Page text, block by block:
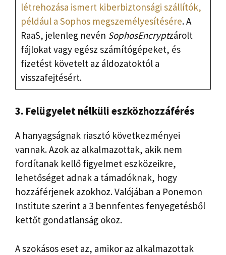
létrehozása ismert kiberbiztonsági szállítók,
például a Sophos megszemélyesítésére. A
RaaS, jelenleg nevén SophosEncryptzárolt
fájlokat vagy egész számítógépeket, és
fizetést követelt az áldozatoktól a
visszafejtésért.
3. Felügyelet nélküli eszközhozzáférés
A hanyagságnak riasztó következményei
vannak. Azok az alkalmazottak, akik nem
fordítanak kellő figyelmet eszközeikre,
lehetőséget adnak a támadóknak, hogy
hozzáférjenek azokhoz. Valójában a Ponemon
Institute szerint a 3 bennfentes fenyegetésből
kettőt gondatlanság okoz.
A szokásos eset az, amikor az alkalmazottak